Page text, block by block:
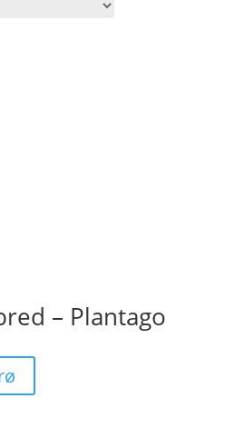
– Plantago